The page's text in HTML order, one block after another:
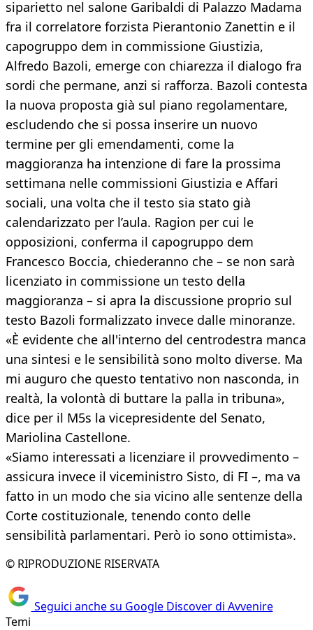
siparietto nel salone Garibaldi di Palazzo Madama
fra il correlatore forzista Pierantonio Zanettin e il
capogruppo dem in commissione Giustizia,
Alfredo Bazoli, emerge con chiarezza il dialogo fra
sordi che permane, anzi si rafforza. Bazoli contesta
la nuova proposta già sul piano regolamentare,
escludendo che si possa inserire un nuovo
termine per gli emendamenti, come la
maggioranza ha intenzione di fare la prossima
settimana nelle commissioni Giustizia e Affari
sociali, una volta che il testo sia stato già
calendarizzato per l’aula. Ragion per cui le
opposizioni, conferma il capogruppo dem
Francesco Boccia, chiederanno che – se non sarà
licenziato in commissione un testo della
maggioranza – si apra la discussione proprio sul
testo Bazoli formalizzato invece dalle minoranze.
«È evidente che all'interno del centrodestra manca
una sintesi e le sensibilità sono molto diverse. Ma
mi auguro che questo tentativo non nasconda, in
realtà, la volontà di buttare la palla in tribuna»,
dice per il M5s la vicepresidente del Senato,
Mariolina Castellone.
«Siamo interessati a licenziare il provvedimento –
assicura invece il viceministro Sisto, di FI –, ma va
fatto in un modo che sia vicino alle sentenze della
Corte costituzionale, tenendo conto delle
sensibilità parlamentari. Però io sono ottimista».
© RIPRODUZIONE RISERVATA
Seguici anche su Google Discover di Avvenire
Temi